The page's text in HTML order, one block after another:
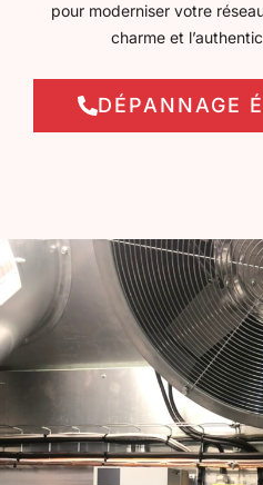
pour moderniser votre
charme et
DÉPANNAGE